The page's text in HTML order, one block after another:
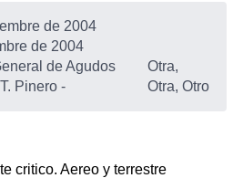
de 2004
de 2004
de Agudos
Pinero -
Otra,
Otra, Otro
critico. Aereo y terrestre